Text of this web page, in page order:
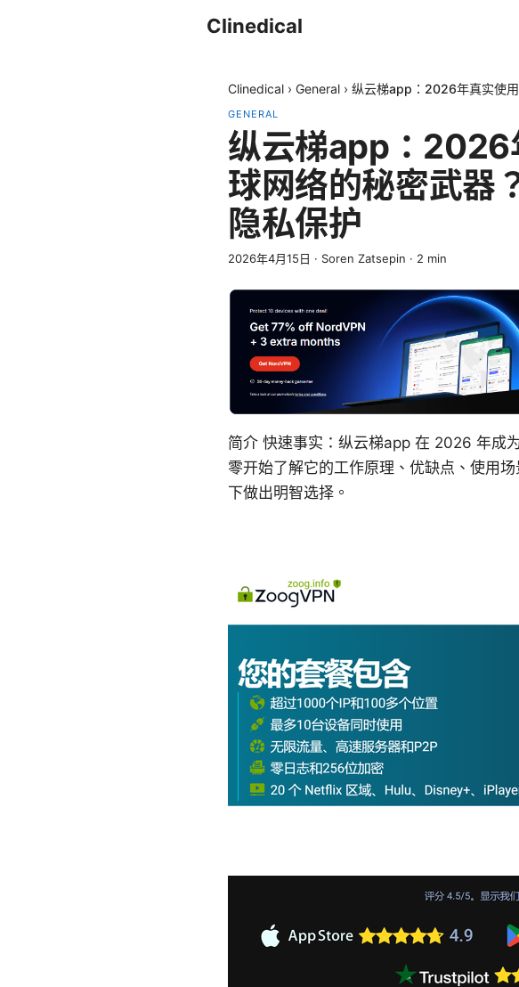
Clinedical
Clinedical › General › 纵云梯app：2026年真实使
GENERAL
纵云梯app：2026
球网络的秘密武器
隐私保护
2026年4月15日 · Soren Zatsepin · 2 min
简介 快速事实：纵云梯app 在 2026 年成
零开始了解它的工作原理、优缺点、使用
下做出明智选择。